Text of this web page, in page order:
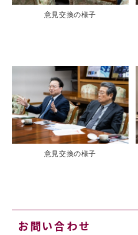
意見交換の様子
意見交換の様子
お問い合わせ